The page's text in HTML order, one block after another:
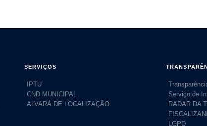
SERVIÇOS
IPTU
CND MUNICIPAL
ALVARÁ DE LOCALIZAÇÃO
Serviço de
RADAR DA
LGPD